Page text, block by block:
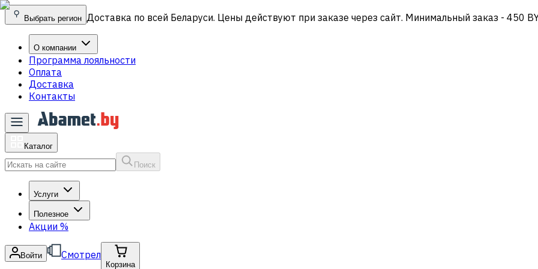
Выбрать регион Доставка по всей Беларуси. Цены действуют при заказе через сайт. Минимальный заказ - 450
О компании
Программа лояльности
Оплата
Доставка
Контакты
Каталог
Поиск
Услуги
Полезное
Акции %
Войти Смотрел
Корзина